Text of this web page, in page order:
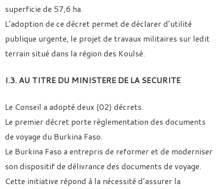
superficie de 57,6 ha.
L’adoption de ce décret permet de déclarer d’utilité
publique urgente, le projet de travaux militaires sur ledit
terrain situé dans la région des Koulsé.
I.3. AU TITRE DU MINISTERE DE LA SECURITE
Le Conseil a adopté deux (02) décrets.
Le premier décret porte règlementation des documents
de voyage du Burkina Faso.
Le Burkina Faso a entrepris de reformer et de moderniser
son dispositif de délivrance des documents de voyage.
Cette initiative répond à la nécessité d’assurer la